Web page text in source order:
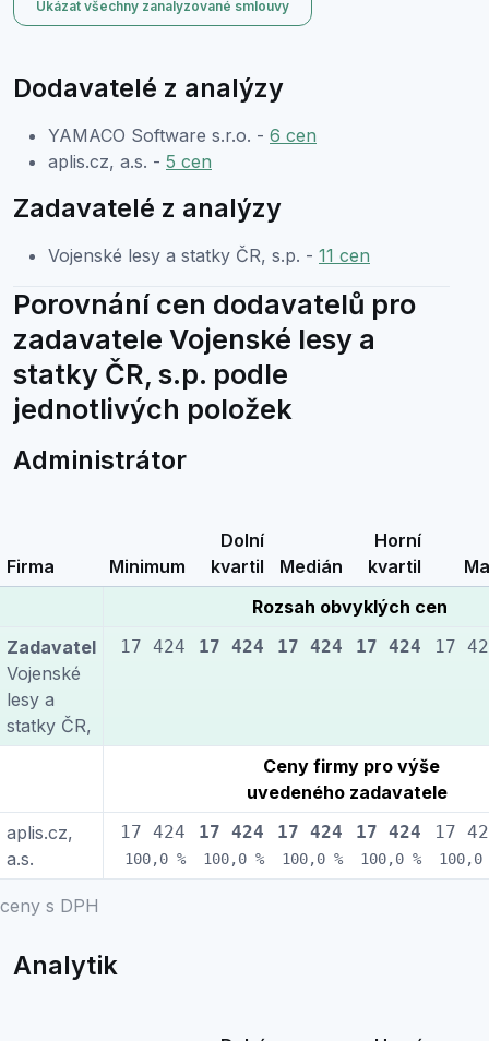
Ukázat všechny zanalyzované smlouvy
Dodavatelé z analýzy
YAMACO Software s.r.o. - 6 cen
aplis.cz, a.s. - 5 cen
Zadavatelé z analýzy
Vojenské lesy a statky ČR, s.p. - 11 cen
Porovnání cen dodavatelů pro
zadavatele Vojenské lesy a
statky ČR, s.p. podle
jednotlivých položek
Administrátor
ceny s DPH
Firma Minimum
Dolní
kvartil
Medián
Horní
kvartil
Rozsah obvyklých cen
Zadavatel
Vojenské
lesy a
statky ČR,
17 424 17 424 17 424 17 424 17
Ceny firmy pro výše
uvedeného zadavatele
aplis.cz,
a.s.
17 424
100,0 %
17 424
100,0 %
17 424
100,0 %
17 424
100,0 %
17
100,0
Analytik